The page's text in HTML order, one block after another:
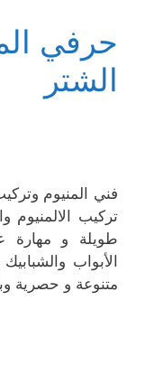
حرفي
الشتر
فني المنيوم
تركيب
طويلة و مهارة
الأبواب
متنوعة و حصرية